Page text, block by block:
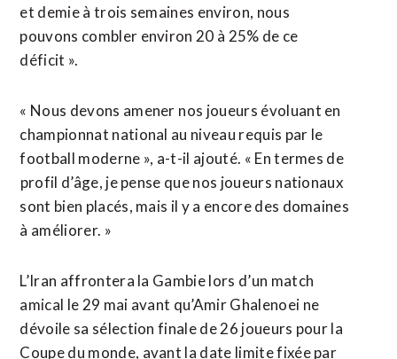
et demie à trois semaines environ, nous
pouvons combler environ 20 à 25% de ce
déficit ».
« Nous devons amener ⁠nos ‌joueurs évoluant en
championnat national au niveau requis par le
football moderne », a-t-il ajouté. « En termes de
⁠profil d’âge, je pense que nos joueurs nationaux
sont bien placés, mais il ​y a encore ​des domaines
à améliorer. »
L’Iran affrontera la Gambie lors d’un match
amical le 29 mai avant qu’Amir Ghalenoei ne
dévoile ​sa sélection finale de 26 joueurs pour la
Coupe du monde, avant la date limite fixée par